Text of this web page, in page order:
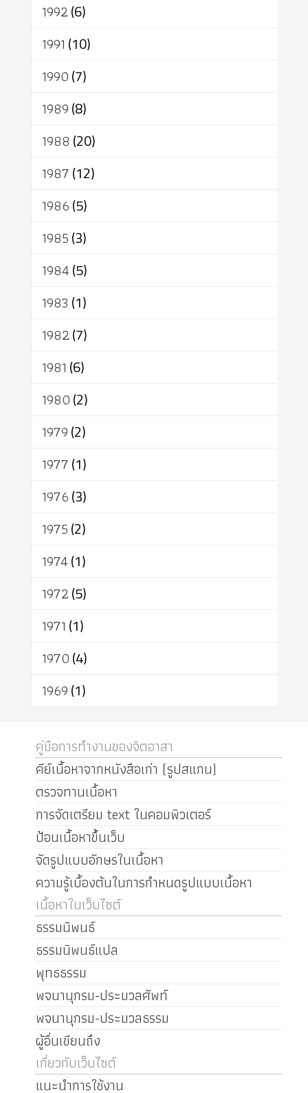
1992(6)
1991 (10)
1990(7)
1989(8)
1988 (20)
1987(12)
1986(5)
1985(3)
1984(5)
1983 (1)
1982(7)
1981 (6)
1980(2)
1979(2)
1977(1)
1976(3)
1975(2)
1974(1)
1972(5)
1971 (1)
1970(4)
1969(1)
คู่มือการทำงานของจิตอาสา
คีย์เนื้อหาจากหนังสือเก่า (รูปสแกน)
ตรวจทานเนื้อหา
การจัดเตรียม text ในคอมพิวเตอร์
ป้อนเนื้อหาขึ้นเว็บ
จัดรูปแบบอักษรในเนื้อหา
ความรู้เบื้องต้นในการกำหนดรูปแบบเนื้อหา
เนื้อหาในเว็บไซต์
ธรรมนิพนธ์
ธรรมนิพนธ์แปล
พุทธธรรม
พจนานุกรม-ประมวลศัพท์
พจนานุกรม-ประมวลธรรม
ผู้อื่นเขียนถึง
เกี่ยวกับเว็บไซต์
แนะนำการใช้งาน